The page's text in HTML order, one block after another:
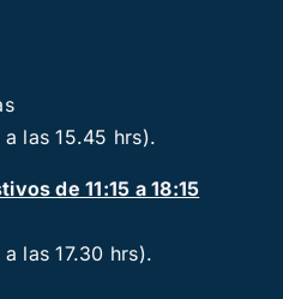
las 15.45 hrs).
de 11:15 a 18:15
las 17.30 hrs).